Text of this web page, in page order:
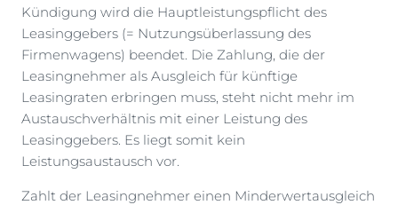
Kündigung wird die Hauptleistungspflicht des
Leasinggebers (= Nutzungsüberlassung des
Firmenwagens) beendet. Die Zahlung, die der
Leasingnehmer als Ausgleich für künftige
Leasingraten erbringen muss, steht nicht mehr im
Austauschverhältnis mit einer Leistung des
Leasinggebers. Es liegt somit kein
Leistungsaustausch vor.
Zahlt der Leasingnehmer einen Minderwertausgleich